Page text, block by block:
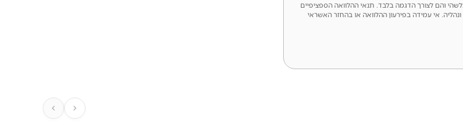
והם לצורך הדגמה בלבד. תנאי ההלוואה הספציפיים
אי עמידה בפירעון ההלוואה או בהחזר האשראי